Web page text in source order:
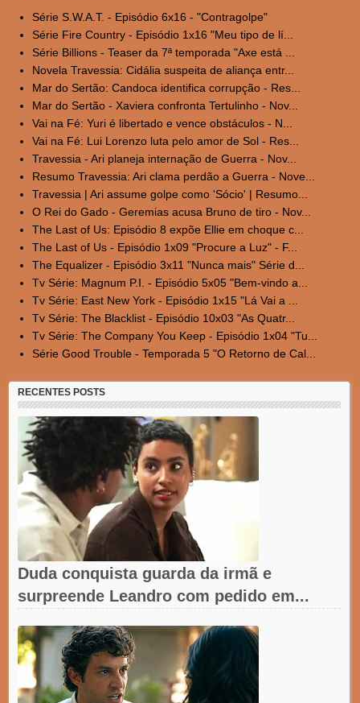
Série S.W.A.T. - Episódio 6x16 - "Contragolpe"
Série Fire Country - Episódio 1x16 "Meu tipo de lí...
Série Billions - Teaser da 7ª temporada "Axe está ...
Novela Travessia: Cidália suspeita de aliança entr...
Mar do Sertão: Candoca identifica corrupção - Res...
Mar do Sertão - Xaviera confronta Tertulinho - Nov...
Vai na Fé: Yuri é libertado e vence obstáculos - N...
Vai na Fé: Lui Lorenzo luta pelo amor de Sol - Res...
Travessia - Ari planeja internação de Guerra - Nov...
Resumo Travessia: Ari clama perdão a Guerra - Nove...
Travessia | Ari assume golpe como 'Sócio' | Resumo...
O Rei do Gado - Geremias acusa Bruno de tiro - Nov...
The Last of Us: Episódio 8 expõe Ellie em choque c...
The Last of Us - Episódio 1x09 "Procure a Luz" - F...
The Equalizer - Episódio 3x11 "Nunca mais" Série d...
Tv Série: Magnum P.I. - Episódio 5x05 "Bem-vindo a...
Tv Série: East New York - Episódio 1x15 "Lá Vai a ...
Tv Série: The Blacklist - Episódio 10x03 "As Quatr...
Tv Série: The Company You Keep - Episódio 1x04 "Tu...
Série Good Trouble - Temporada 5 "O Retorno de Cal...
RECENTES POSTS
Duda conquista guarda da irmã e
surpreende Leandro com pedido em...